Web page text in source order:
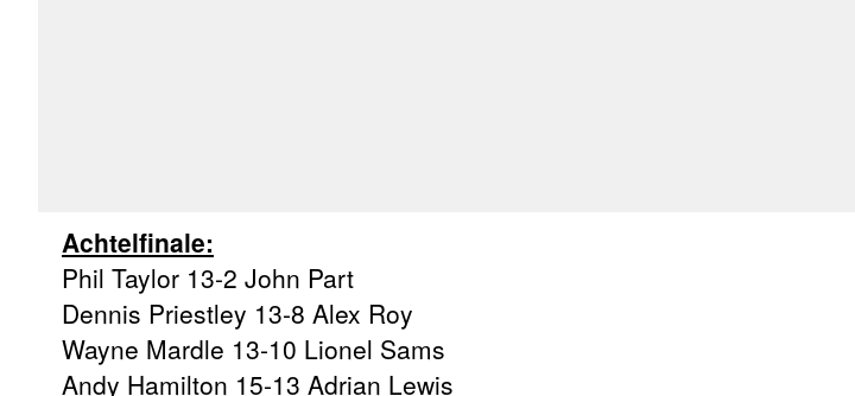
Achtelfinale:
Phil Taylor 13-2 John Part
Dennis Priestley 13-8 Alex Roy
Wayne Mardle 13-10 Lionel Sams
Andy Hamilton 15-13 Adrian Lewis